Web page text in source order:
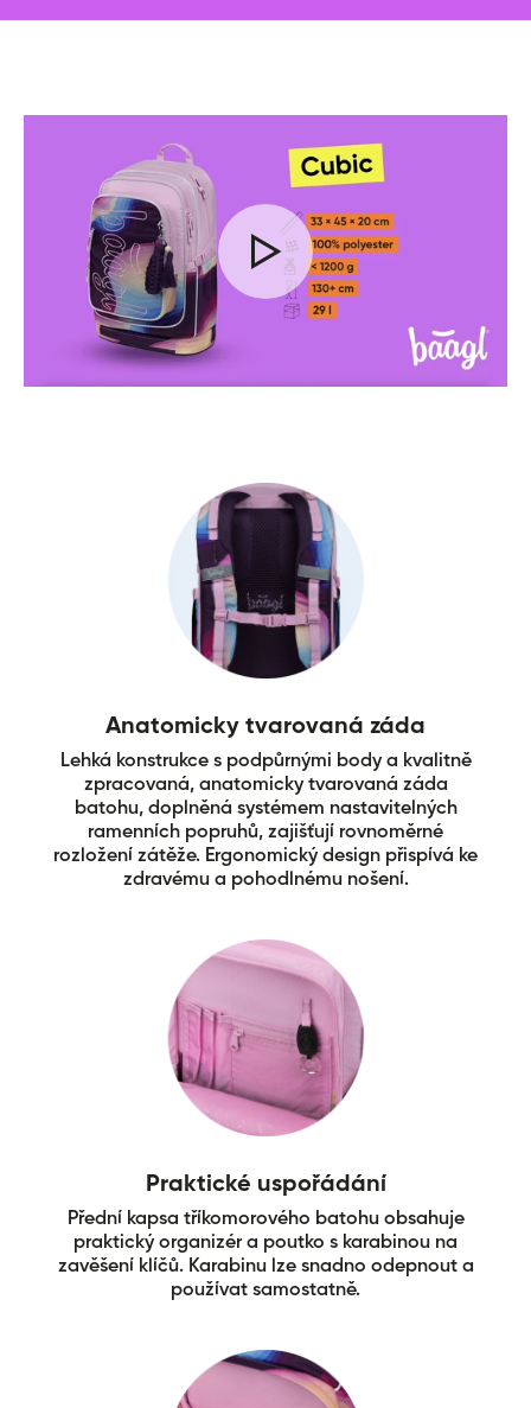
Anatomicky tvarovaná záda
Lehká konstrukce s podpůrnými body a kvalitně
zpracovaná, anatomicky tvarovaná záda
batohu, doplněná systémem nastavitelných
ramenních popruhů, zajišťují rovnoměrné
rozložení zátěže. Ergonomický design přispívá ke
zdravému a pohodlnému nošení.
Praktické uspořádání
Přední kapsa tříkomorového batohu obsahuje
praktický organizér a poutko s karabinou na
zavěšení klíčů. Karabinu lze snadno odepnout a
používat samostatně.